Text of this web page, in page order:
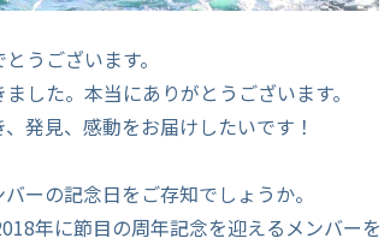
うございます。
した。本当にありがとうございます。
発見、感動をお届けしたいです！
ーの記念日をご存知でしょうか。
年に節目の周年記念を迎えるメンバー